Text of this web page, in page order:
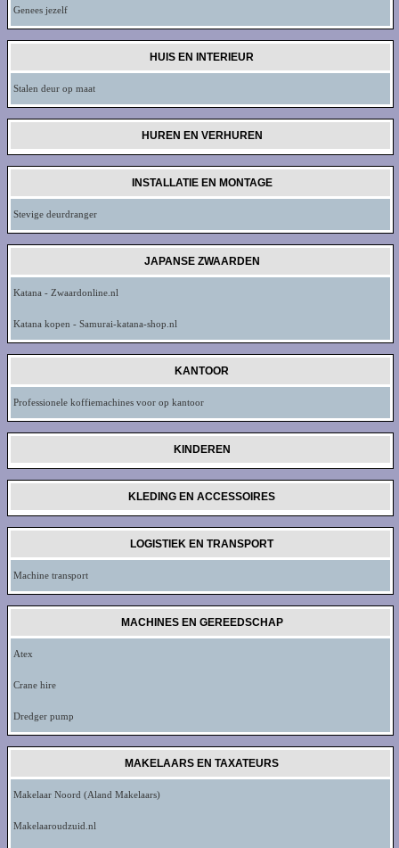
Genees jezelf
HUIS EN INTERIEUR
Stalen deur op maat
HUREN EN VERHUREN
INSTALLATIE EN MONTAGE
Stevige deurdranger
JAPANSE ZWAARDEN
Katana - Zwaardonline.nl
Katana kopen - Samurai-katana-shop.nl
KANTOOR
Professionele koffiemachines voor op kantoor
KINDEREN
KLEDING EN ACCESSOIRES
LOGISTIEK EN TRANSPORT
Machine transport
MACHINES EN GEREEDSCHAP
Atex
Crane hire
Dredger pump
MAKELAARS EN TAXATEURS
Makelaar Noord (Aland Makelaars)
Makelaaroudzuid.nl